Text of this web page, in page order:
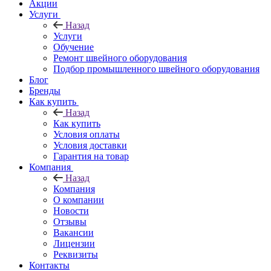
Акции
Услуги
Назад
Услуги
Обучение
Ремонт швейного оборудования
Подбор промышленного швейного оборудования
Блог
Бренды
Как купить
Назад
Как купить
Условия оплаты
Условия доставки
Гарантия на товар
Компания
Назад
Компания
О компании
Новости
Отзывы
Вакансии
Лицензии
Реквизиты
Контакты